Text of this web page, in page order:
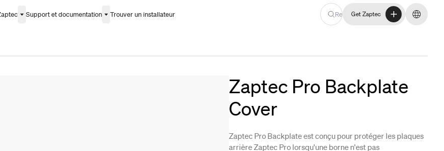
Support et documentation Trouver un installateur Get Zaptec
Get Zaptec
Zaptec Pro Backplate
Cover
Zaptec Pro Backplate est conçu pour protéger les plaques
arrière Zaptec Pro lorsqu'une borne n'est pas